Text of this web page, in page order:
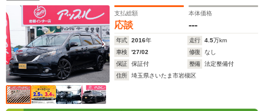
支払総額
応談
本体価格
---
年式 2016年 走行 4.5万km
車検
'27/02 修復
なし
保証
保証付 整備
法定整備付
住所
埼玉県さいたま市岩槻区